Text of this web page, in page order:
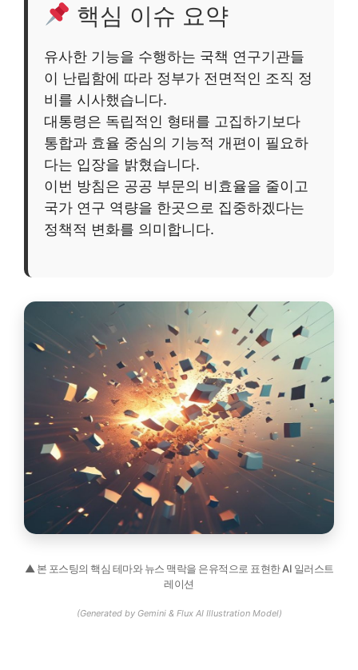
핵심 이슈 요약
유사한 기능을 수행하는 국책 연구기관들
이 난립함에 따라 정부가 전면적인 조직 정
비를 시사했습니다.
대통령은 독립적인 형태를 고집하기보다
통합과 효율 중심의 기능적 개편이 필요하
다는 입장을 밝혔습니다.
이번 방침은 공공 부문의 비효율을 줄이고
국가 연구 역량을 한곳으로 집중하겠다는
정책적 변화를 의미합니다.
▲ 본 포스팅의 핵심 테마와 뉴스 맥락을 은유적으로 표현한 AI 일러스트
레이션
(Generated by Gemini & Flux AI Illustration Model)